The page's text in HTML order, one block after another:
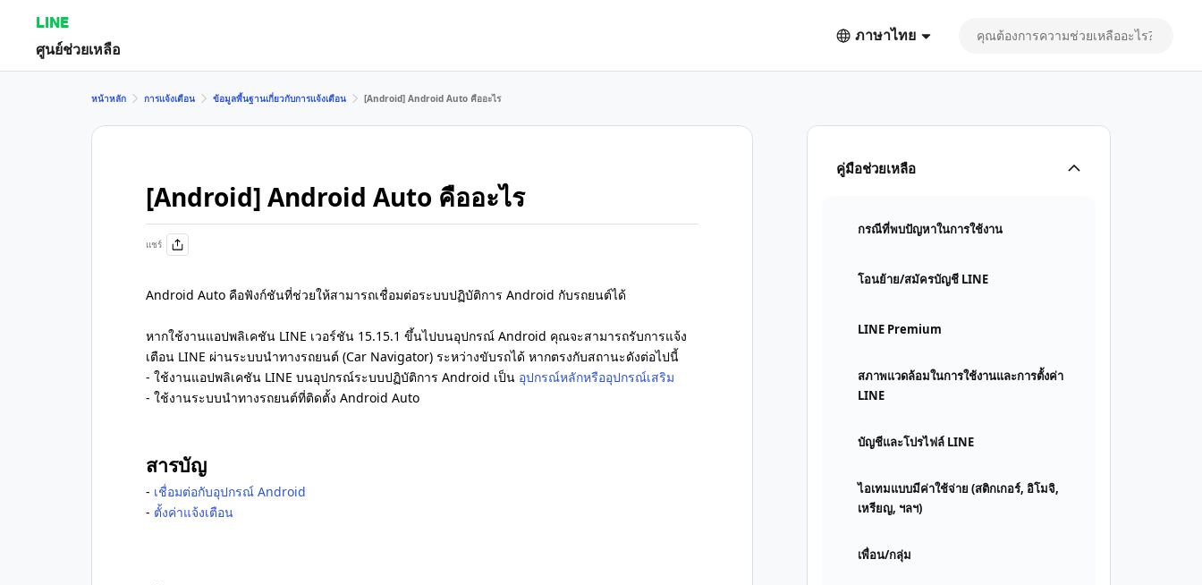
LINE
ศูนย์ช่วยเหลือ
ภาษาไทย
คู่มือช่วยเหลือ
กรณีที่พบปัญหาในการใช้งาน
โอนย้าย/สมัครบัญชี LINE
LINE Premium
สภาพแวดล้อมในการใช้งานและการตั้งค่า
LINE
บัญชีและโปรไฟล์ LINE
ไอเทมแบบมีค่าใช้จ่าย (สติกเกอร์, อิโมจิ,
เหรียญ, ฯลฯ)
เพื่อน/กลุ่ม
หน้าหลัก การแจ้งเตือน ข้อมูลพื้นฐานเกี่ยวกับการแจ้งเตือน [Android] Android Auto คืออะไร
[Android] Android Auto คืออะไร
แชร์
Android Auto คือฟังก์ชันที่ช่วยให้สามารถเชื่อมต่อระบบปฏิบัติการ Android กับรถยนต์ได้
หากใช้งานแอปพลิเคชัน LINE เวอร์ชัน 15.15.1 ขึ้นไปบนอุปกรณ์ Android คุณจะสามารถรับการแจ้ง
เตือน LINE ผ่านระบบนำทางรถยนต์ (Car Navigator) ระหว่างขับรถได้ หากตรงกับสถานะดังต่อไปนี้
- ใช้งานแอปพลิเคชัน LINE บนอุปกรณ์ระบบปฏิบัติการ Android เป็น อุปกรณ์หลักหรืออุปกรณ์เสริม
- ใช้งานระบบนำทางรถยนต์ที่ติดตั้ง Android Auto
สารบัญ
‐ เชื่อมต่อกับอุปกรณ์ Android
‐ ตั้งค่าแจ้งเตือน